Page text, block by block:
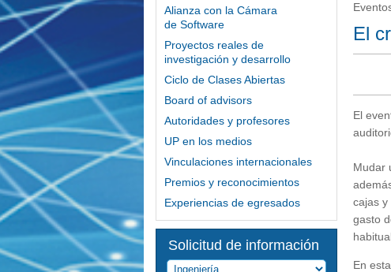
Alianza con la Cámara
de Software
Proyectos reales de
investigación y desarrollo
Ciclo de Clases Abiertas
Board of advisors
Autoridades y profesores
UP en los medios
Vinculaciones internacionales
Premios y reconocimientos
Experiencias de egresados
Solicitud de información
El
El
Mudar
cajas y
gasto
En